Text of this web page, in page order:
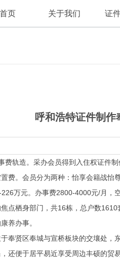
首页 关于我们 证
呼和浩特证件制
轨造。采办会员得到入住权证件制
费。会员分为两种：怡享会籍战
万元。办事费2800-4000元/月，
栖身部门，共16栋，总户数1610
养办事。
贤区奉城与宣桥板块的交壤处，东
还便于居平易近享受周边丰硕的